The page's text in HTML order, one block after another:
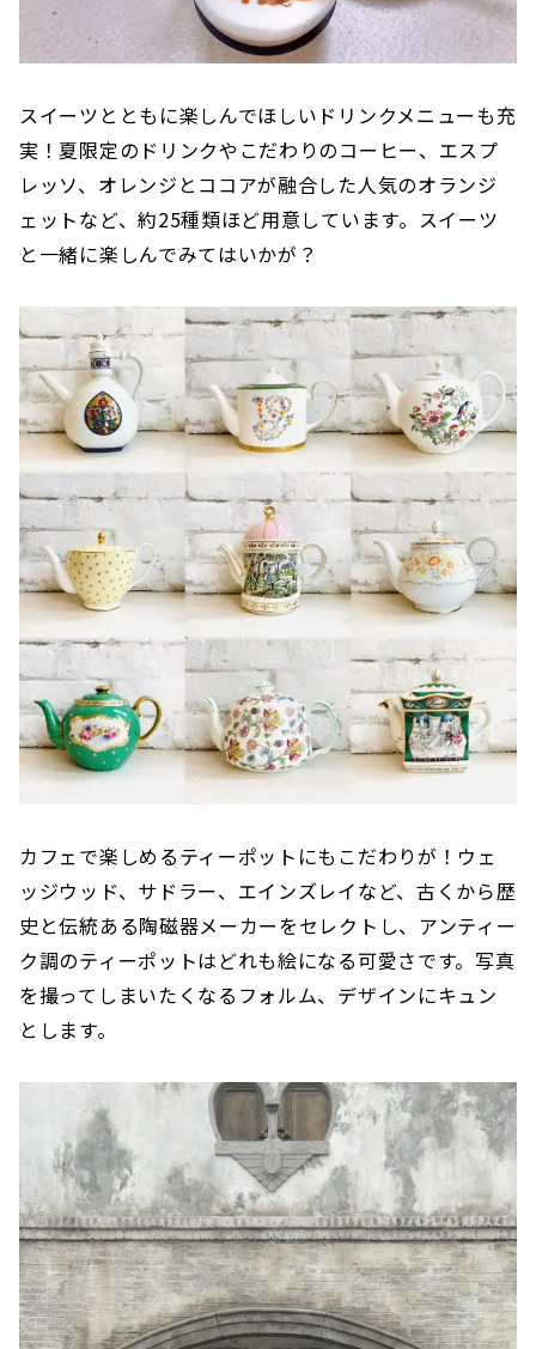
スイーツとともに楽しんでほしいドリンクメニューも充
実！夏限定のドリンクやこだわりのコーヒー、エスプ
レッソ、オレンジとココアが融合した人気のオランジ
ェットなど、約25種類ほど用意しています。スイーツ
と一緒に楽しんでみてはいかが？
カフェで楽しめるティーポットにもこだわりが！ウェ
ッジウッド、サドラー、エインズレイなど、古くから歴
史と伝統ある陶磁器メーカーをセレクトし、アンティー
ク調のティーポットはどれも絵になる可愛さです。写真
を撮ってしまいたくなるフォルム、デザインにキュン
とします。